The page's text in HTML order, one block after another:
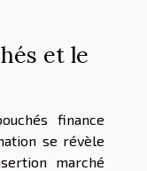
et le
finance
se révèle
marché